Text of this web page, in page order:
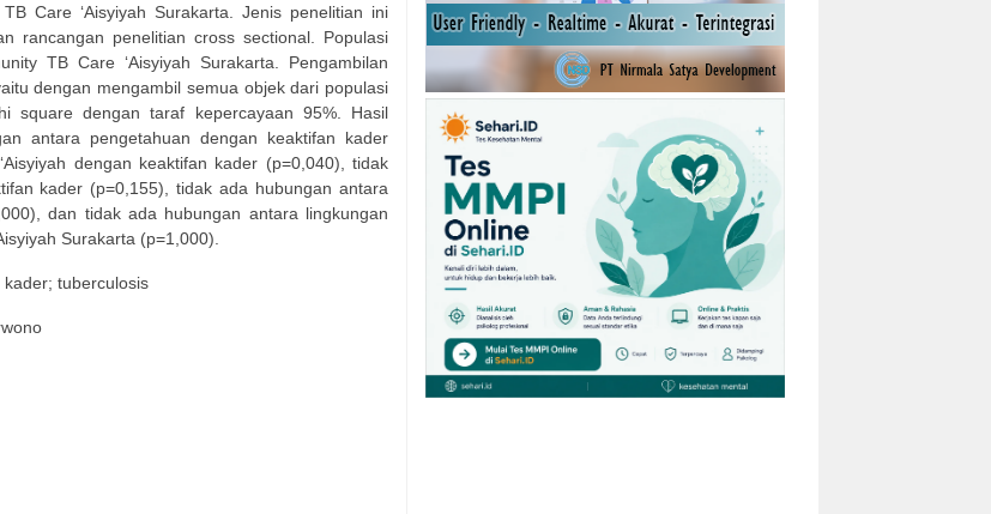
Care ‘Aisyiyah Surakarta. Jenis penelitian ini
rancangan penelitian cross sectional. Populasi
TB Care ‘Aisyiyah Surakarta. Pengambilan
dengan mengambil semua objek dari populasi
square dengan taraf kepercayaan 95%. Hasil
antara pengetahuan dengan keaktifan kader
dengan keaktifan kader (p=0,040), tidak
kader (p=0,155), tidak ada hubungan antara
dan tidak ada hubungan antara lingkungan
Surakarta (p=1,000).
kader; tuberculosis